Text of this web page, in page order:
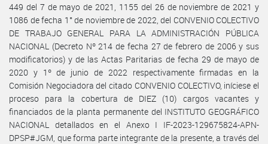
449 del 7 de mayo de 2021, 1155 del 26 de noviembre de 2021 y
1086 de fecha 1° de noviembre de 2022, del CONVENIO COLECTIVO
DE TRABAJO GENERAL PARA LA ADMINISTRACIÓN PÚBLICA
NACIONAL (Decreto Nº 214 de fecha 27 de febrero de 2006 y sus
modificatorios) y de las Actas Paritarias de fecha 29 de mayo de
2020 y 1º de junio de 2022 respectivamente firmadas en la
Comisión Negociadora del citado CONVENIO COLECTIVO, iníciese el
proceso para la cobertura de DIEZ (10) cargos vacantes y
financiados de la planta permanente del INSTITUTO GEOGRÁFICO
NACIONAL detallados en el Anexo I IF-2023-129675824-APN-
DPSP#JGM, que forma parte integrante de la presente, a través del